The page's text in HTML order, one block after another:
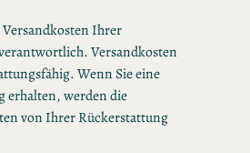
Versandkosten Ihrer
Versandkosten
Wenn Sie eine
erhalten, werden die
von Ihrer Rückerstattung